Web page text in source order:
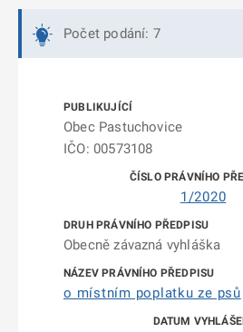
Počet podání: 7
Obec Pastuchovice
IČO: 00573108
1/2020
Obecně závazná vyhláška
o místním poplatku ze psů